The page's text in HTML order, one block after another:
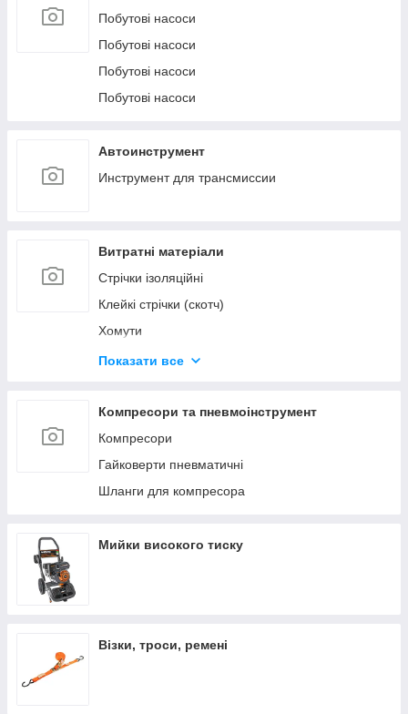
Побутові насоси
Побутові насоси
Побутові насоси
Побутові насоси
Автоинструмент
Инструмент для трансмиссии
Витратні матеріали
Стрічки ізоляційні
Клейкі стрічки (скотч)
Хомути
Будівельні олівці та маркери
Диски відрізні
Показати все
Компресори та пневмоінструмент
Компресори
Гайковерти пневматичні
Шланги для компресора
Мийки високого тиску
Візки, троси, ремені